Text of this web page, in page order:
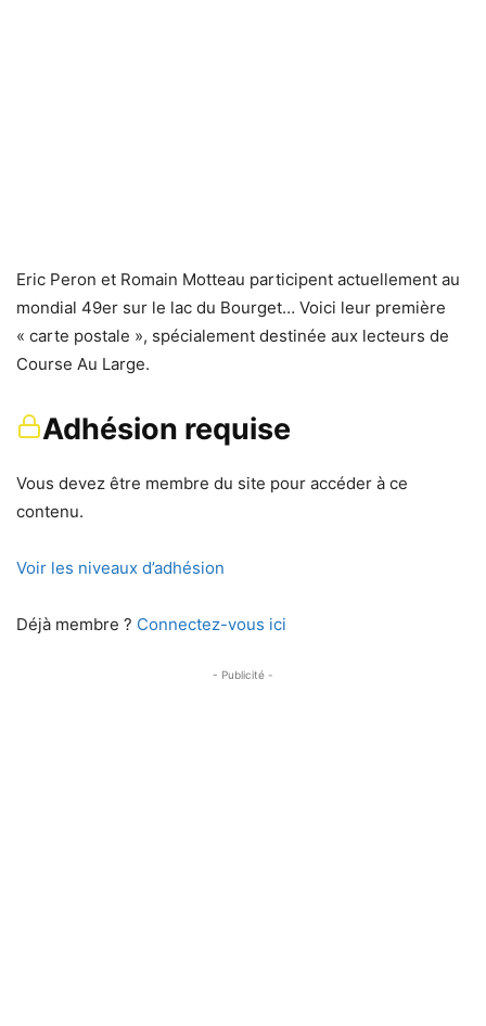
Eric Peron et Romain Motteau participent actuellement au
mondial 49er sur le lac du Bourget… Voici leur première
« carte postale », spécialement destinée aux lecteurs de
Course Au Large.
Adhésion requise
Vous devez être membre du site pour accéder à ce
contenu.
Voir les niveaux d’adhésion
Déjà membre ? Connectez-vous ici
- Publicité -